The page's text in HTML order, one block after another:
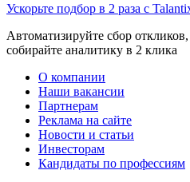
Ускорьте подбор в 2 раза с
Автоматизируйте сбор
собирайте аналитику в 2 клика
О компании
Наши вакансии
Партнерам
Реклама на сайте
Новости и статьи
Инвесторам
Кандидаты по профессиям